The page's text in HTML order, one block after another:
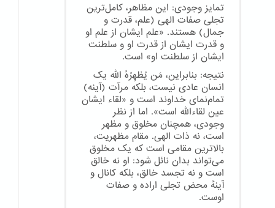
تمایز وجودی: این مظاهر، کامل‌ترین
تجلی صفات الهی (علم، قدرت و
جمال) هستند. «علم ایشان از علم او
و قدرت ایشان از قدرت او و سلطنت
ایشان از سلطنت او» است.
نتیجه: بنابراین، مَن یُظهِرُهُ الله یک
انسان عادی نیست، بلکه مرآت (آینه)
تمام‌نمای خداوند است و «لقاء ایشان
عین لقاءالله است». اما از نظر
وجودی، همچنان مخلوق و مظهر
است، نه ذات الهی. مقام مظهریت،
بالاترین مقامی است که یک مخلوق
می‌تواند بدان نائل شود: او نه خالق
است و نه تجسد خالق، بلکه کانال و
آینهٔ محض تجلی اراده و صفات
اوست.